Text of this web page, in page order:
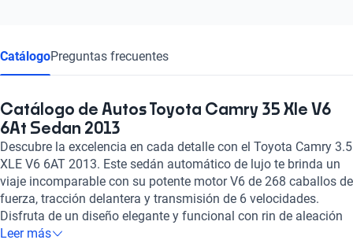
CatálogoPreguntas frecuentes
Catálogo de Autos Toyota Camry 35 Xle V6
6At Sedan 2013
Descubre la excelencia en cada detalle con el Toyota Camry 3.5
XLE V6 6AT 2013. Este sedán automático de lujo te brinda un
viaje incomparable con su potente motor V6 de 268 caballos de
fuerza, tracción delantera y transmisión de 6 velocidades.
Disfruta de un diseño elegante y funcional con rin de aleación
de 17 pulgadas, asientos de cuero, sistema de audio JBL y
Leer más